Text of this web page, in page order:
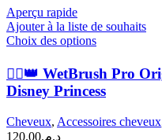
Aperçu rapide
Ajouter à la liste de souhaits
Choix des optionsCe
a
plusieurs
variations.
options
💁‍♀️👑 WetBrush Pro
Disney Princess
Cheveux, Accessoires cheveux
د.م.120.00